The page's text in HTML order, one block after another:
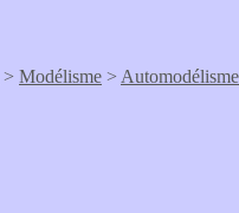
> Modélisme > Automodélisme